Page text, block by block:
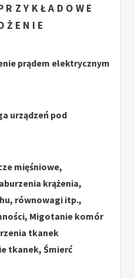
prądem elektrycznym
urządzeń pod
mięśniowe,
krążenia,
równowagi itp.,
Migotanie komór
tkanek
tkanek, Śmierć